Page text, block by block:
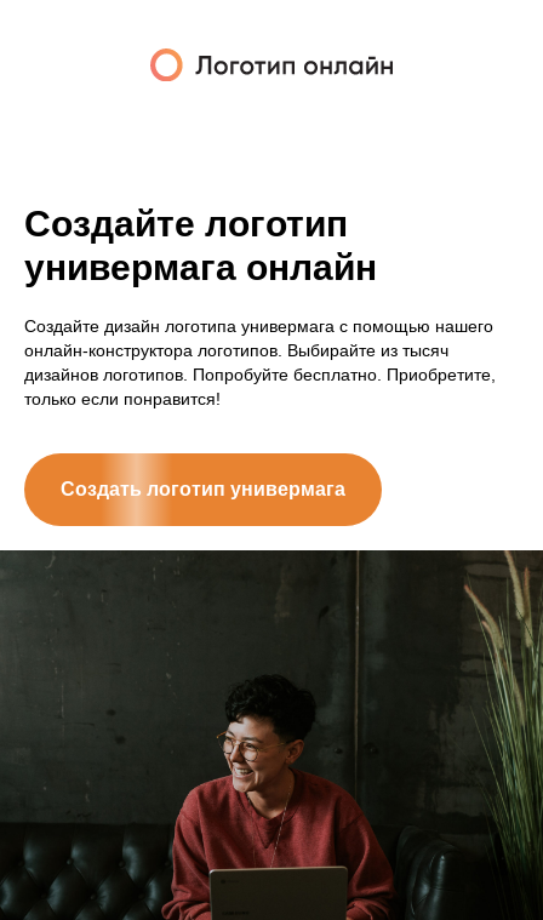
Создайте логотип
универмага онлайн
Создайте дизайн логотипа универмага с помощью нашего
онлайн-конструктора логотипов. Выбирайте из тысяч
дизайнов логотипов. Попробуйте бесплатно. Приобретите,
только если понравится!
Создать логотип универмага